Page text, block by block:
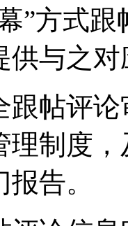
”方式
供与之
跟帖评
理制度
告。